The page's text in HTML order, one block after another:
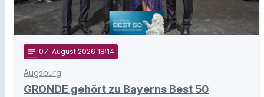
notes 07. August 2026 18:14
Augsburg
GRONDE gehört zu Bayerns Best 50